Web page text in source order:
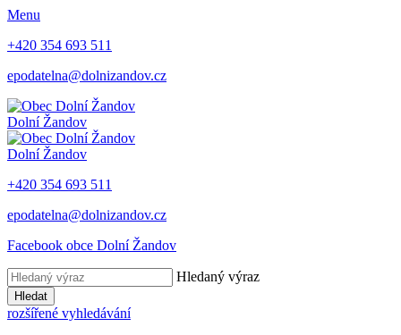
Menu
+420 354 693 511
epodatelna@dolnizandov.cz
Dolní Žandov
Dolní Žandov
+420 354 693 511
epodatelna@dolnizandov.cz
Facebook obce Dolní Žandov
Hledaný výraz
Hledat
rozšířené vyhledávání